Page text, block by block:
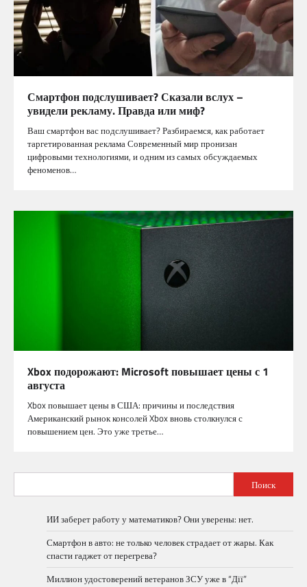
Смартфон подслушивает? Сказали вслух –
увидели рекламу. Правда или миф?
Ваш смартфон вас подслушивает? Разбираемся, как работает
таргетированная реклама Современный мир пронизан
цифровыми технологиями, и одним из самых обсуждаемых
феноменов…
Xbox подорожают: Microsoft повышает цены с 1
августа
Xbox повышает цены в США: причины и последствия
Американский рынок консолей Xbox вновь столкнулся с
повышением цен. Это уже третье…
Поиск
ИИ заберет работу у математиков? Они уверены: нет.
Смартфон в авто: не только человек страдает от жары. Как
спасти гаджет от перегрева?
Миллион удостоверений ветеранов ЗСУ уже в “Дії”